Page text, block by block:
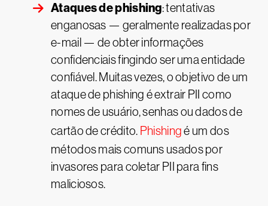
Ataques de phishing: tentativas
enganosas — geralmente realizadas por
e-mail — de obter informações
confidenciais fingindo ser uma entidade
confiável. Muitas vezes, o objetivo de um
ataque de phishing é extrair PII como
nomes de usuário, senhas ou dados de
cartão de crédito. Phishingé um dos
métodos mais comuns usados por
invasores para coletar PII para fins
maliciosos.